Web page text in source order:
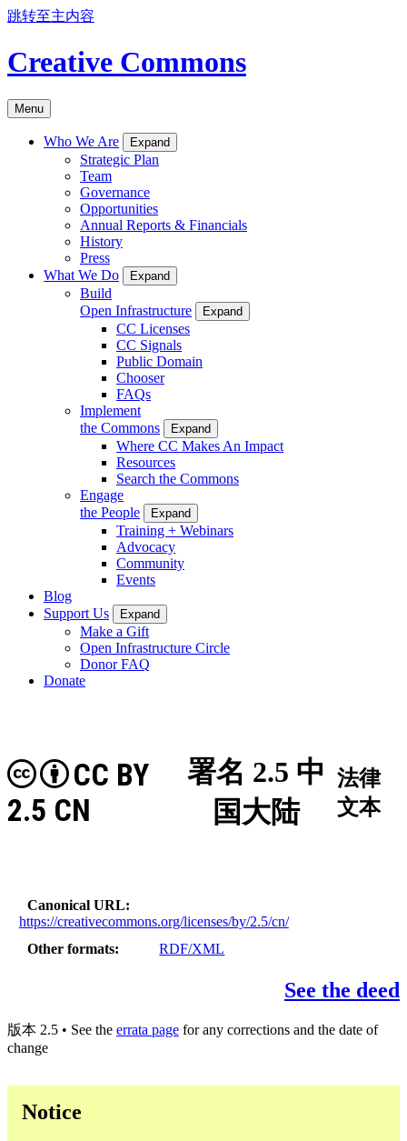
跳转至主内容
Creative Commons
Menu
Who We Are Expand
Strategic Plan
Team
Governance
Opportunities
Annual Reports & Financials
History
Press
What We Do
Expand
Build
Open Infrastructure
Expand
CC Licenses
CC Signals
Public Domain
Chooser
FAQs
Implement
the Commons
Expand
Where CC Makes An Impact
Resources
Search the Commons
Engage
the People
Expand
Training + Webinars
Advocacy
Community
Events
Blog
Support Us
Expand
Make a Gift
Open Infrastructure Circle
Donor FAQ
Donate
署名 2.5 中
国大陆
CC BY
2.5 CN
法律
文本
Canonical URL
https://creativecommons.org/licenses/by/2.5/cn/
Other formats
RDF/XML
See the deed
版本 2.5 • See the errata page for any corrections and the date of
change
Notice